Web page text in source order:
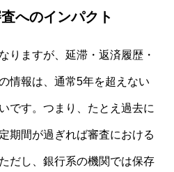
へのインパクト
りますが、延滞・返済履歴・
情報は、通常5年を超えない
です。つまり、たとえ過去に
期間が過ぎれば審査における
だし、銀行系の機関では保存